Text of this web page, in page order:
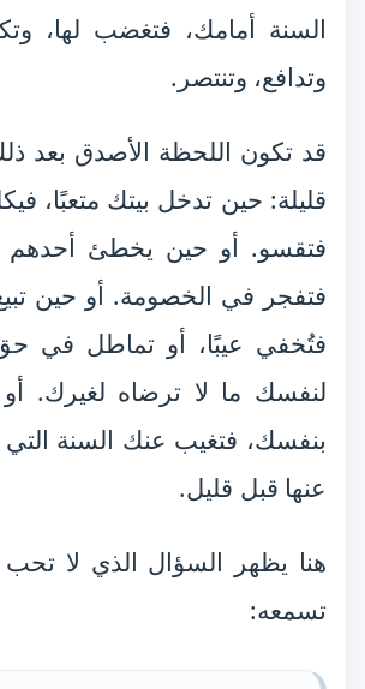
السنة أمامك، فتغضب لها،
وتدافع، وتنتصر.
قد تكون اللحظة الأصدق بعد
قليلة: حين تدخل بيتك متعبًا،
فتقسو. أو حين يخطئ
فتفجر في الخصومة. أو حين
فتُخفي عيبًا، أو تماطل في
لنفسك ما لا ترضاه لغيرك.
بنفسك، فتغيب عنك السنة
عنها قبل قليل.
هنا يظهر السؤال الذي لا
تسمعه: